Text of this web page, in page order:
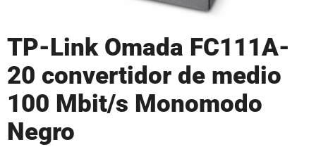
Videojuegos, Consolas y Accesorios
Conectividad y herramientas
TP-Link Omada FC111A-
20 convertidor de medio
100 Mbit/s Monomodo
Negro